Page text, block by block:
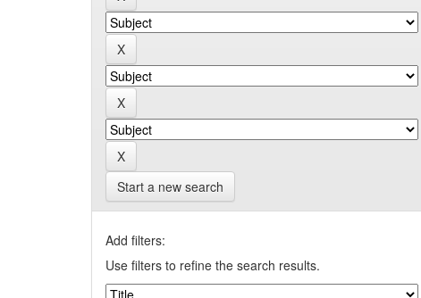
Start a new search
Add filters:
Use filters to refine the search results.